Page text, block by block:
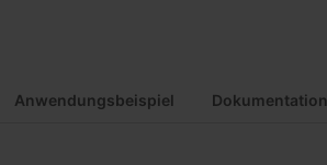
Anwendungsbeispiel Dokumentation